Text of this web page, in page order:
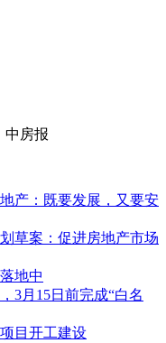
中房报
产：既要发展，又要安
草案：促进房地产市场
地中
3月15日前完成“白名
目开工建设